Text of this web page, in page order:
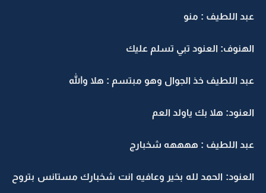
عبد اللطيف : منو
الهنوف: العنود تبي تسلم عليك
عبد اللطيف خذ الجوال وهو مبتسم : هلا والله
العنود: هلا بك ياولد العم
عبد اللطيف : ههههه شخبارج
العنود: الحمد لله بخير وعافيه انت شخبارك مستانس بتروح